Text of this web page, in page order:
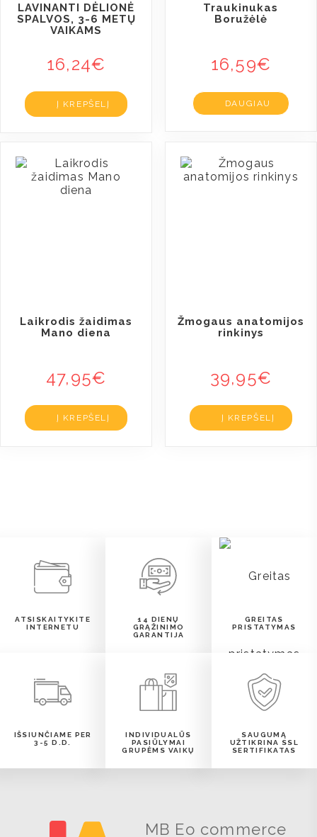
LAVINANTI DĖLIONĖ
SPALVOS, 3-6 METŲ
VAIKAMS
16,24€
Į KREPŠELĮ
Traukinukas
Boružėlė
16,59€
DAUGIAU
Laikrodis žaidimas
Mano diena
47,95€
Į KREPŠELĮ
Žmogaus anatomijos
rinkinys
39,95€
Į KREPŠELĮ
ATSISKAITYKITE
INTERNETU
14 DIENŲ
GRĄŽINIMO
GARANTIJA
GREITAS
PRISTATYMAS
IŠSIUNČIAME PER
3-5 D.D.
INDIVIDUALŪS
PASIŪLYMAI
GRUPĖMS VAIKŲ
SAUGUMĄ
UŽTIKRINA SSL
SERTIFIKATAS
MB Eo commerce